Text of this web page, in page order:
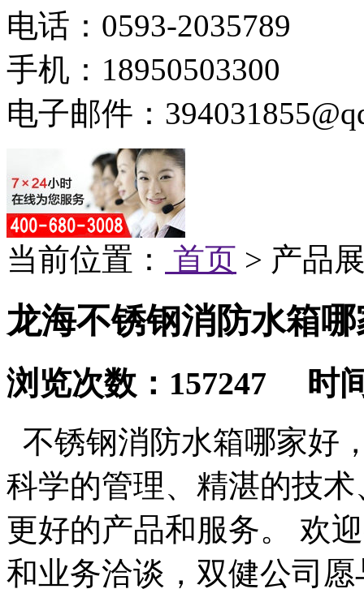
电话：0593-2035789
手机：18950503300
电子邮件：
当前位置： 首页 > 产品
龙海不锈钢消防水箱
浏览次数：157247 时
不锈钢消防水箱哪家好
科学的管理、精湛的技
更好的产品和服务。 欢
和业务洽谈，双健公司